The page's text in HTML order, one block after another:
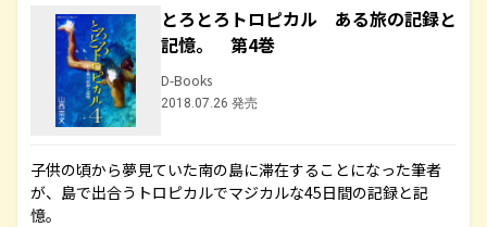
とろとろトロピカル ある旅の記録と
記憶。 第4巻
D-Books
2018.07.26 発売
子供の頃から夢見ていた南の島に滞在することになった筆者
が、島で出合うトロピカルでマジカルな45日間の記録と記
憶。